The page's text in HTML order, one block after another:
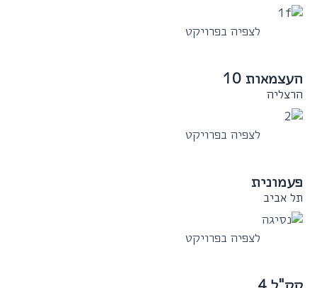
לצפיה בפרויקט
העצמאות 10
הרצליה
לצפיה בפרויקט
פעמונית
תל אביב
לצפיה בפרויקט